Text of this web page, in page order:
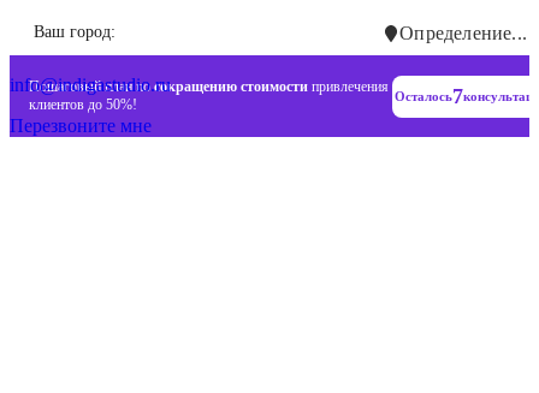
Ваш город: Определение...
Пошаговый план посокращению стоимости привлечения
клиентов до 50%!
Осталось7
+7 (993) 477-18-57
info@indigastudio.ru
Перезвоните мне